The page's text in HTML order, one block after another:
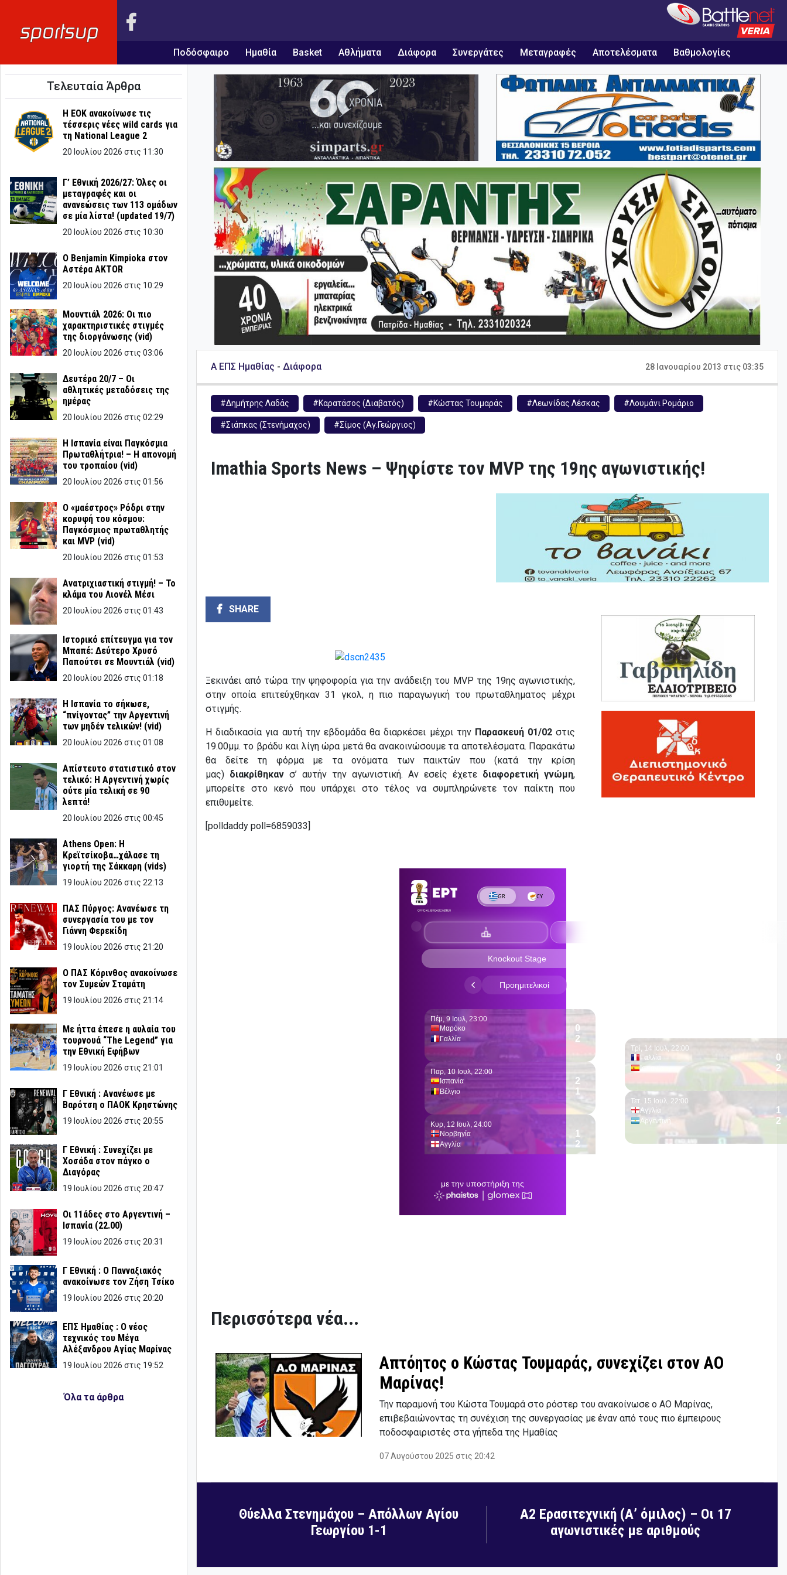
Ποδόσφαιρο Ημαθία Basket Αθλήματα Διάφορα Συνεργάτες Μεταγραφές Αποτελέσματα Βαθμολογίες
Τελευταία Άρθρα
Η ΕΟΚ ανακοίνωσε τις
τέσσερις νέες wild cards για
τη National League 2
20 Ιουλίου 2026 στις 11:30
Γ’ Εθνική 2026/27: Όλες οι
μεταγραφές και οι
ανανεώσεις των 113 ομάδων
σε μία λίστα! (updated 19/7)
20 Ιουλίου 2026 στις 10:30
Ο Benjamin Kimpioka στον
Αστέρα AKTOR
20 Ιουλίου 2026 στις 10:29
Μουντιάλ 2026: Οι πιο
χαρακτηριστικές στιγμές
της διοργάνωσης (vid)
20 Ιουλίου 2026 στις 03:06
Δευτέρα 20/7 – Οι
αθλητικές μεταδόσεις της
ημέρας
20 Ιουλίου 2026 στις 02:29
Η Ισπανία είναι Παγκόσμια
Πρωταθλήτρια! – Η απονομή
του τροπαίου (vid)
20 Ιουλίου 2026 στις 01:56
Ο «μαέστρος» Ρόδρι στην
κορυφή του κόσμου:
Παγκόσμιος πρωταθλητής
και MVP (vid)
20 Ιουλίου 2026 στις 01:53
Ανατριχιαστική στιγμή! – Το
κλάμα του Λιονέλ Μέσι
20 Ιουλίου 2026 στις 01:43
Ιστορικό επίτευγμα για τον
Μπαπέ: Δεύτερο Χρυσό
Παπούτσι σε Μουντιάλ (vid)
20 Ιουλίου 2026 στις 01:18
Η Ισπανία το σήκωσε,
“πνίγοντας” την Αργεντινή
των μηδέν τελικών! (vid)
20 Ιουλίου 2026 στις 01:08
Απίστευτο στατιστικό στον
τελικό: Η Αργεντινή χωρίς
ούτε μία τελική σε 90
λεπτά!
20 Ιουλίου 2026 στις 00:45
Athens Open: Η
Κρεϊτσίκοβα…χάλασε τη
γιορτή της Σάκκαρη (vids)
19 Ιουλίου 2026 στις 22:13
ΠΑΣ Πύργος: Ανανέωσε τη
συνεργασία του με τον
Γιάννη Φερεκίδη
19 Ιουλίου 2026 στις 21:20
Ο ΠΑΣ Κόρινθος ανακοίνωσε
τον Συμεών Σταμάτη
19 Ιουλίου 2026 στις 21:14
Με ήττα έπεσε η αυλαία του
τουρνουά “The Legend” για
την Εθνική Εφήβων
19 Ιουλίου 2026 στις 21:01
Γ Εθνική : Ανανέωσε με
Βαρότση ο ΠΑΟΚ Κρηστώνης
19 Ιουλίου 2026 στις 20:55
Γ Εθνική : Συνεχίζει με
Χοσάδα στον πάγκο ο
Διαγόρας
19 Ιουλίου 2026 στις 20:47
Οι 11άδες στο Αργεντινή –
Ισπανία (22.00)
19 Ιουλίου 2026 στις 20:31
Γ Εθνική : Ο Πανναξιακός
ανακοίνωσε τον Ζήση Τσίκο
19 Ιουλίου 2026 στις 20:20
ΕΠΣ Ημαθίας : Ο νέος
τεχνικός του Μέγα
Αλέξανδρου Αγίας Μαρίνας
19 Ιουλίου 2026 στις 19:52
Όλα τα άρθρα
Α ΕΠΣ Ημαθίας - Διάφορα 28 Ιανουαρίου 2013 στις 03:35
#Δημήτρης Λαδάς #Καρατάσος (Διαβατός) #Κώστας Τουμαράς #Λεωνίδας Λέσκας #Λουμάνι Ρομάριο
#Σιάπκας (Στενήμαχος) #Σίμος (Αγ.Γεώργιος)
Imathia Sports News – Ψηφίστε τον MVP της 19ης αγωνιστικής!
SHARE
Ξεκινάει από τώρα την ψηφοφορία για την ανάδειξη του MVP της 19ης αγωνιστικής,
στην οποία επιτεύχθηκαν 31 γκολ, η πιο παραγωγική του πρωταθληματος μέχρι
στιγμής.
Η διαδικασία για αυτή την εβδομάδα θα διαρκέσει μέχρι την Παρασκευή 01/02 στις
19.00μμ. το βράδυ και λίγη ώρα μετά θα ανακοινώσουμε τα αποτελέσματα. Παρακάτω
θα δείτε τη φόρμα με τα ονόματα των παικτών που (κατά την κρίση
μας) διακρίθηκαν σ’ αυτήν την αγωνιστική. Αν εσείς έχετε διαφορετική γνώμη,
μπορείτε στο κενό που υπάρχει στο τέλος να συμπληρώνετε τον παίκτη που
επιθυμείτε.
[polldaddy poll=6859033]
Περισσότερα νέα...
Απτόητος ο Κώστας Τουμαράς, συνεχίζει στον ΑΟ
Μαρίνας!
Την παραμονή του Κώστα Τουμαρά στο ρόστερ του ανακοίνωσε ο ΑΟ Μαρίνας,
επιβεβαιώνοντας τη συνέχιση της συνεργασίας με έναν από τους πιο έμπειρους
ποδοσφαιριστές στα γήπεδα της Ημαθίας
07 Αυγούστου 2025 στις 20:42
Θύελλα Στενημάχου – Απόλλων Αγίου
Γεωργίου 1-1
Α2 Ερασιτεχνική (Α’ όμιλος) – Οι 17
αγωνιστικές με αριθμούς